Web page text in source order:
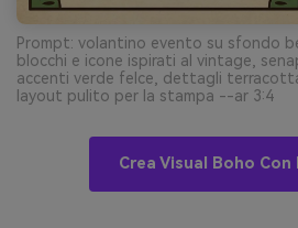
Prompt: volantino evento su sfondo
blocchi e icone ispirati al vintage,
accenti verde felce, dettagli
layout pulito per la stampa --ar 3:4
Crea Visual Boho Con